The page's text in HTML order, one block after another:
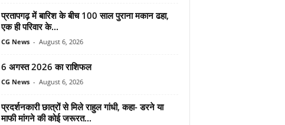
प्रतापगढ़ में बारिश के बीच 100 साल पुराना मकान ढहा,
एक ही परिवार के...
CG News - August 6, 2026
6 अगस्त 2026 का राशिफल
CG News - August 6, 2026
प्रदर्शनकारी छात्रों से मिले राहुल गांधी, कहा- डरने या
माफी मांगने की कोई जरूरत...